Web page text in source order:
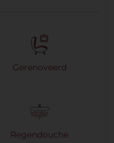
Gerenoveerd
Regendouche